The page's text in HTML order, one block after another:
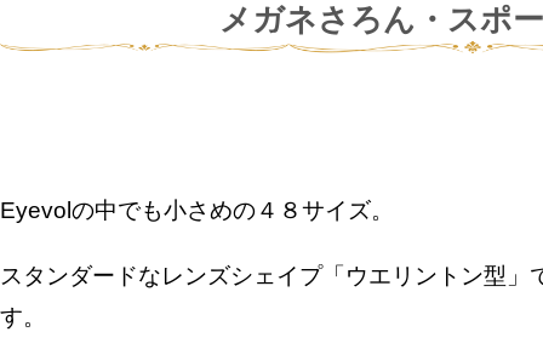
メガネさろん・スポ
Eyevolの中でも小さめの４８サイズ。
スタンダードなレンズシェイプ「ウエリントン型
す。